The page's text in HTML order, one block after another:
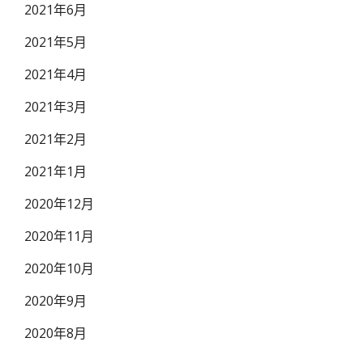
2021年6月
2021年5月
2021年4月
2021年3月
2021年2月
2021年1月
2020年12月
2020年11月
2020年10月
2020年9月
2020年8月